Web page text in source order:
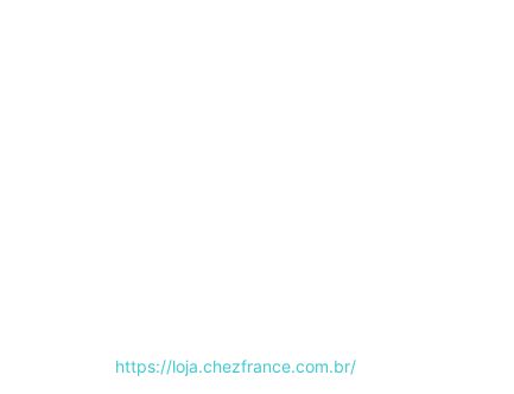
https://loja.chezfrance.com.br/